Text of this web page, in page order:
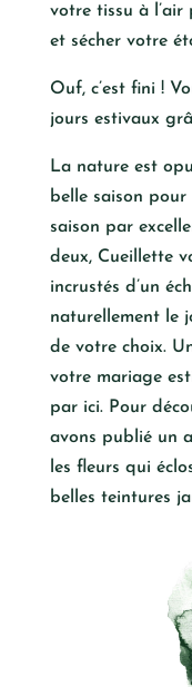
votre tissu à l’air
et sécher votre
Ouf, c’est fini !
jours estivaux
La nature est
belle saison pour
saison par
deux, Cueillette
incrustés d’un
naturellement le
de votre choix.
votre mariage
par ici. Pour
avons publié un
les fleurs qui
belles teintures